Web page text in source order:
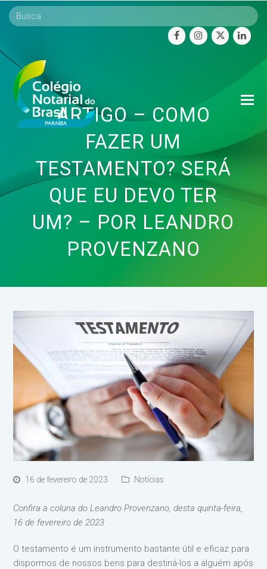
facebookinstagram
twitter
ARTIGO – COMO
FAZER UM
TESTAMENTO? SERÁ
QUE EU DEVO TER
UM? – POR LEANDRO
PROVENZANO
16 de fevereiro de 2023 Notícias
Confira a coluna do Leandro Provenzano, desta quinta-feira,
16 de fevereiro de 2023
O testamento é um instrumento bastante útil e eficaz para
dispormos de nossos bens para destiná-los a alguém após